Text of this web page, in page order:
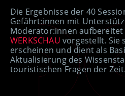
Die Ergebnisse der 40
Gefährt:innen mit
Moderator:innen
WERKSCHAU vorgestellt. Sie
erscheinen und dient als
Aktualisierung des
touristischen Fragen der Zeit.